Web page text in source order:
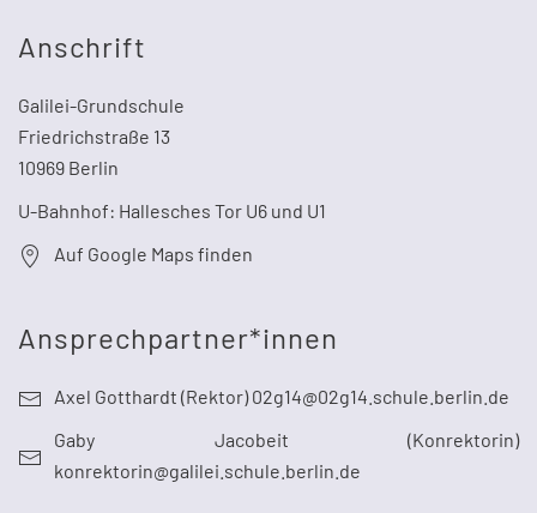
Anschrift
Galilei-Grundschule
Friedrichstraße 13
10969 Berlin
U-Bahnhof: Hallesches Tor U6 und U1
Auf Google Maps finden
Ansprechpartner*innen
Axel Gotthardt (Rektor) 02g14@02g14.schule.berlin.de
Gaby Jacobeit (Konrektorin)
konrektorin@galilei.schule.berlin.de